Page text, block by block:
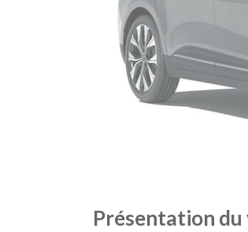
Présentation du